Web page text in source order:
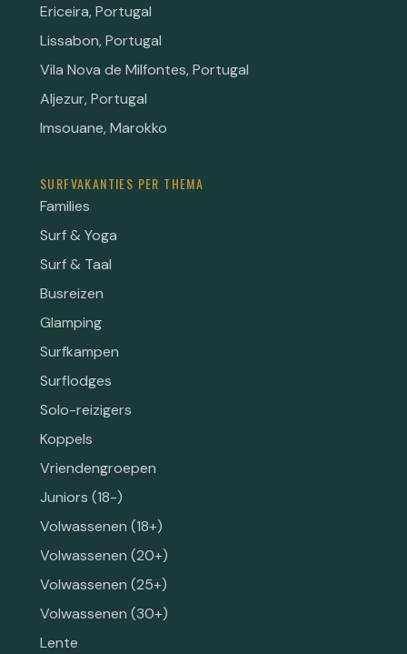
Ericeira, Portugal
Lissabon, Portugal
Vila Nova de Milfontes, Portugal
Aljezur, Portugal
Imsouane, Marokko
SURFVAKANTIES PER THEMA
Families
Surf & Yoga
Surf & Taal
Busreizen
Glamping
Surfkampen
Surflodges
Solo-reizigers
Koppels
Vriendengroepen
Juniors (18-)
Volwassenen (18+)
Volwassenen (20+)
Volwassenen (25+)
Volwassenen (30+)
Lente